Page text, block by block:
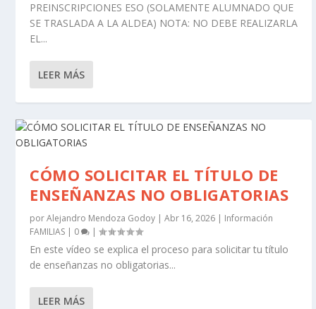
PREINSCRIPCIONES ESO (SOLAMENTE ALUMNADO QUE
SE TRASLADA A LA ALDEA) NOTA: NO DEBE REALIZARLA
EL...
LEER MÁS
CÓMO SOLICITAR EL TÍTULO DE
ENSEÑANZAS NO OBLIGATORIAS
porAlejandro Mendoza Godoy |Abr 16, 2026 | Información
FAMILIAS | 0 |
En este vídeo se explica el proceso para solicitar tu título
de enseñanzas no obligatorias...
LEER MÁS